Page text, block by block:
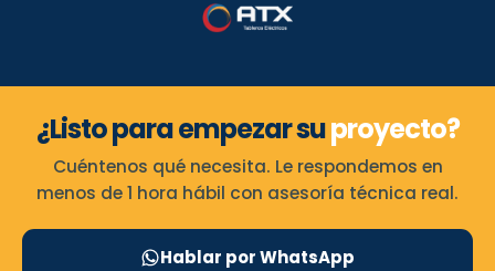
¿Listo para empezar suproyecto?
Cuéntenos qué necesita. Le respondemos en
menos de 1 hora hábil con asesoría técnica real.
Hablar por WhatsApp